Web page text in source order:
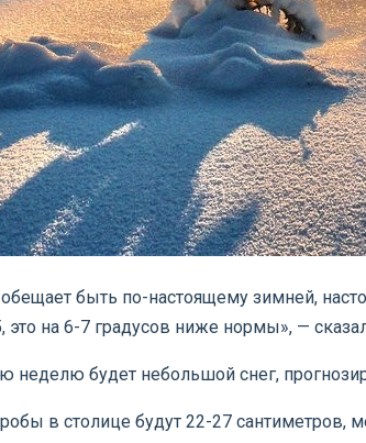
быть по-настоящему зимней,
на 6-7 градусов ниже нормы», — сказал
неделю будет небольшой снег,
в столице будут 22-27